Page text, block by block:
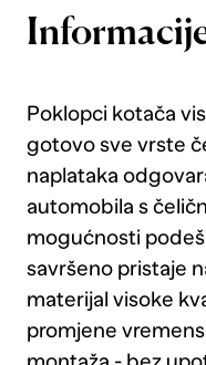
Poklopci kotača
gotovo sve vrste
naplataka
automobila s
mogućnosti
savršeno pristaje
materijal visoke
promjene